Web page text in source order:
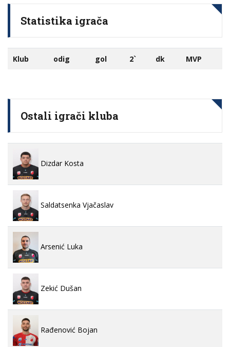
Statistika igrača
Klub odig gol 2` dk MVP
Ostali igrači kluba
Dizdar Kosta
Saldatsenka Vjačaslav
Arsenić Luka
Zekić Dušan
Rađenović Bojan